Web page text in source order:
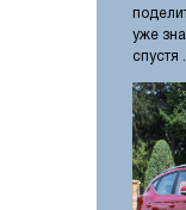
уже
спустя ...